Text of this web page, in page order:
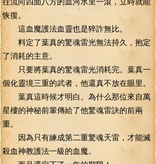
往流向四面八方的血河水里一滾，立時就能
恢復。
這血魔護法血靈也是猝詐無比。
料定了葉真的驚魂雷光無法持久，抱定
了消耗的主意。
只要將葉真的驚魂雷光消耗完。葉真一
個化靈境三重的武者，他還真不放在眼里。
葉真這時候才明白。為什么那位來自萬
星樓的神秘前輩傳給了他驚魂雷訣的前兩
重。
因為只有練成第二重驚魂天雷，才能滅
殺血神教護法一級的血魔。